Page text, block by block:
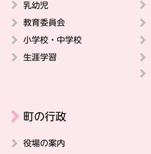
乳幼児
教育委員会
小学校・中学校
生涯学習
町の行政
役場の案内